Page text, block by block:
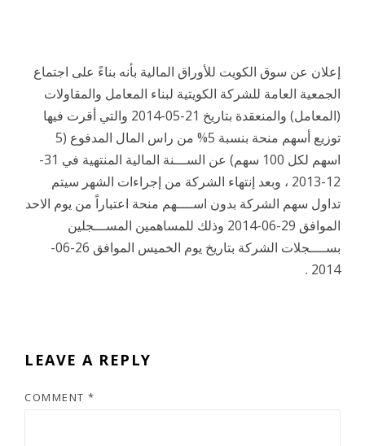
إعلان عن سوق الكويت للأوراق المالية بأنه بناءً على اجتماع
الجمعية العامة للشركة الكويتية لبناء المعامل والمقاولات
(المعامل) والمنعقدة بتاريخ 21-05-2014 والتي أقرت فيها
توزيع أسهم منحة بنسبة 5% من راس المال المدفوع (5
اسهم لكل 100 سهم) عن الســـنة المالية المنتهية في 31-
12-2013 ، وبعد إنتهاء الشركة من إجراءات الشهر سيتم
تداول سهم الشركة بدون اســــهم منحة اعتباراً من يوم الاحد
الموافق 29-06-2014 وذلك للمساهمين المســـجلين
بســــجلات الشركة بتاريخ يوم الخميس الموافق 26-06-
2014 .
LEAVE A REPLY
COMMENT *